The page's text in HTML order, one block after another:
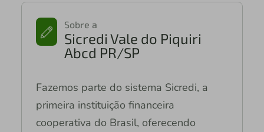
Sobre a
Sicredi Vale do Piquiri
Abcd PR/SP
Fazemos parte do sistema Sicredi, a
primeira instituição financeira
cooperativa do Brasil, oferecendo